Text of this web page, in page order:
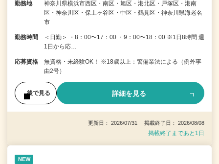
勤務地
神奈川県横浜市西区・南区・旭区・港北区・戸塚区・港南
区・神奈川区・保土ヶ谷区・中区・鶴見区・神奈川県海老名
市
勤務時間
＜日勤＞ ・8：00〜17：00 ・9：00〜18：00 ※1日8時間 週
1日から応…
応募資格
無資格・未経験OK！ ※18歳以上：警備業法による（例外事
由2号）
後で見る 詳細を見る
更新日： 2026/07/31 掲載終了日： 2026/08/08
掲載終了まであと1日
NEW